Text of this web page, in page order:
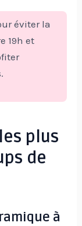
éviter la
19h et
plus
de
à